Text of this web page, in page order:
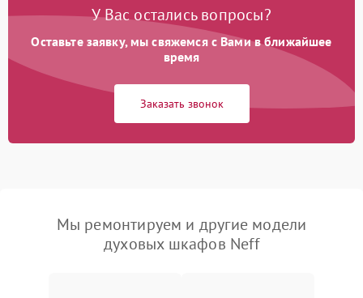
У Вас остались вопросы?
Оставьте заявку, мы свяжемся с Вами в ближайшее
время
Заказать звонок
Мы ремонтируем и другие модели
духовых шкафов Neff